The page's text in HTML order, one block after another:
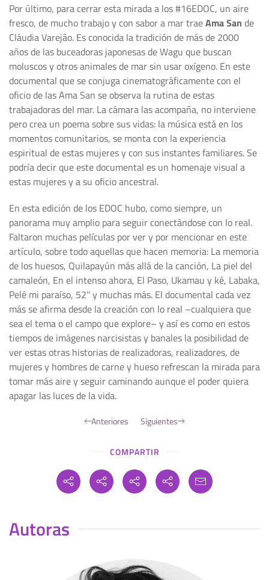
Por último, para cerrar esta mirada a los #16EDOC, un aire
fresco, de mucho trabajo y con sabor a mar traeAma San de
Cláudia Varejão. Es conocida la tradición de más de 2000
años de las buceadoras japonesas de Wagu que buscan
moluscos y otros animales de mar sin usar oxígeno. En este
documental que se conjuga cinematográficamente con el
oficio de las Ama San se observa la rutina de estas
trabajadoras del mar. La cámara las acompaña, no interviene
pero crea un poema sobre sus vidas: la música está en los
momentos comunitarios, se monta con la experiencia
espiritual de estas mujeres y con sus instantes familiares. Se
podría decir que este documental es un homenaje visual a
estas mujeres y a su oficio ancestral.
En esta edición de los EDOC hubo, como siempre, un
panorama muy amplio para seguir conectándose con lo real.
Faltaron muchas películas por ver y por mencionar en este
artículo, sobre todo aquellas que hacen memoria: La memoria
de los huesos, Quilapayún más allá de la canción, La piel del
camaleón, En el intenso ahora, El Paso, Ukamau y ké, Labaka,
Pelé mi paraíso, 52’’ y muchas más. El documental cada vez
más se afirma desde la creación con lo real –cualquiera que
sea el tema o el campo que explore– y así es como en estos
tiempos de imágenes narcisistas y banales la posibilidad de
ver estas otras historias de realizadoras, realizadores, de
mujeres y hombres de carne y hueso refrescan la mirada para
tomar más aire y seguir caminando aunque el poder quiera
apagar las luces de la vida.
Anteriores Siguientes
COMPARTIR
Autoras